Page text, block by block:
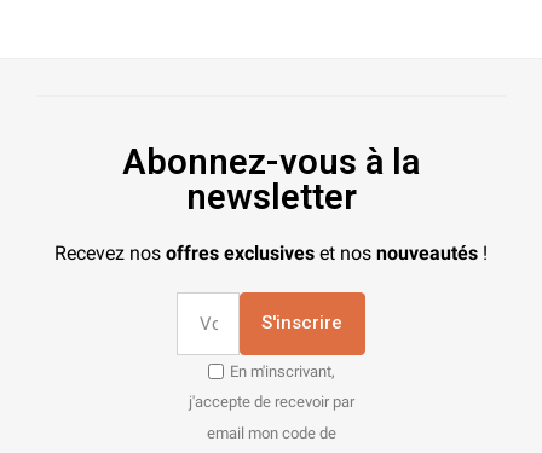
Abonnez-vous à la
newsletter
Recevez nos offres exclusives et nos nouveautés !
S'inscrire
En m'inscrivant,
j'accepte de recevoir par
email mon code de